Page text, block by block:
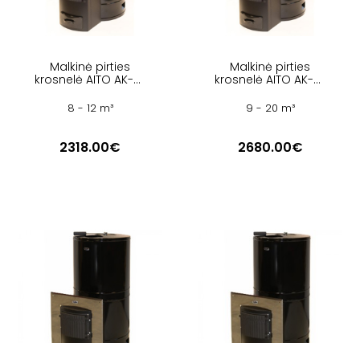
Malkinė pirties
krosnelė AITO AK-47
8 - 12 m³
2318.00€
Malkinė pirties
krosnelė AITO AK-57
9 - 20 m³
2680.00€